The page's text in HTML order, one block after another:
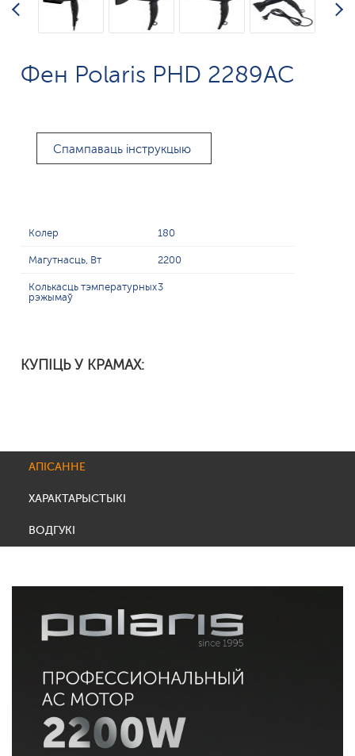
Фен Polaris PHD 2289AC
Спампаваць інструкцыю
Колер 180
Магутнасць, Вт 2200
Колькасць тэмпературных
рэжымаў
3
КУПІЦЬ У КРАМАХ:
АПІСАННЕ
ХАРАКТАРЫСТЫКІ
ВОДГУКІ